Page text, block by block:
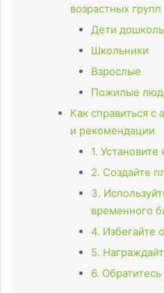
возрастных групп
Дети
Школьники
Взрослые
Пожилые
Как справиться с
и рекомендации
1.
2. Создайте
3.
временного
4. Избегайте
5.
6.